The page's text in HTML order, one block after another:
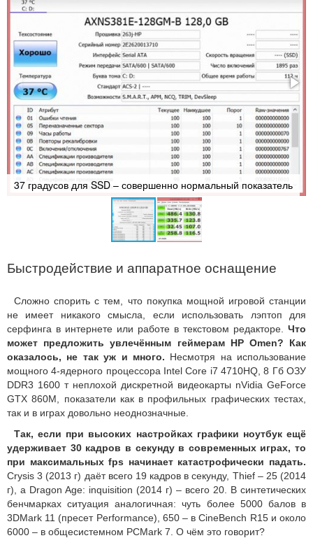
37 градусов для SSD – совершенно нормальный показатель
Быстродействие и аппаратное оснащение
Сложно спорить с тем, что покупка мощной игровой станции
не имеет никакого смысла, если использовать лэптоп для
серфинга в интернете или работе в текстовом редакторе. Что
может предложить увлечённым геймерам HP Omen? Как
оказалось, не так уж и много. Несмотря на использование
мощного 4-ядерного процессора Intel Core i7 4710HQ, 8 Гб ОЗУ
DDR3 1600 т неплохой дискретной видеокарты nVidia GeForce
GTX 860M, показатели как в профильных графических тестах,
так и в играх довольно неоднозначные.
Так, если при высоких настройках графики ноутбук ещё
удерживает 30 кадров в секунду в современных играх, то
при максимальных fps начинает катастрофически падать.
Crysis 3 (2013 г) даёт всего 19 кадров в секунду, Thief – 25 (2014
г), а Dragon Age: inquisition (2014 г) – всего 20. В синтетических
бенчмарках ситуация аналогичная: чуть более 5000 балов в
3DMark 11 (пресет Performance), 650 – в CineBench R15 и около
6000 – в общесистемном PCMark 7. О чём это говорит?